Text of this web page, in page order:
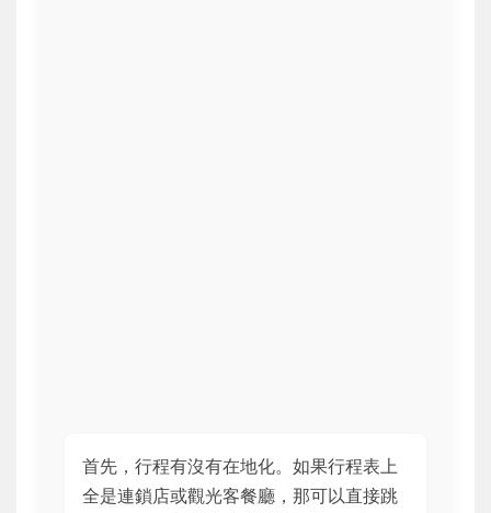
首先，行程有沒有在地化。如果行程表上
全是連鎖店或觀光客餐廳，那可以直接跳